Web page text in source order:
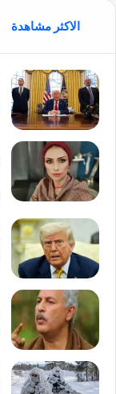
و
ك
الاكثر مشاهدة